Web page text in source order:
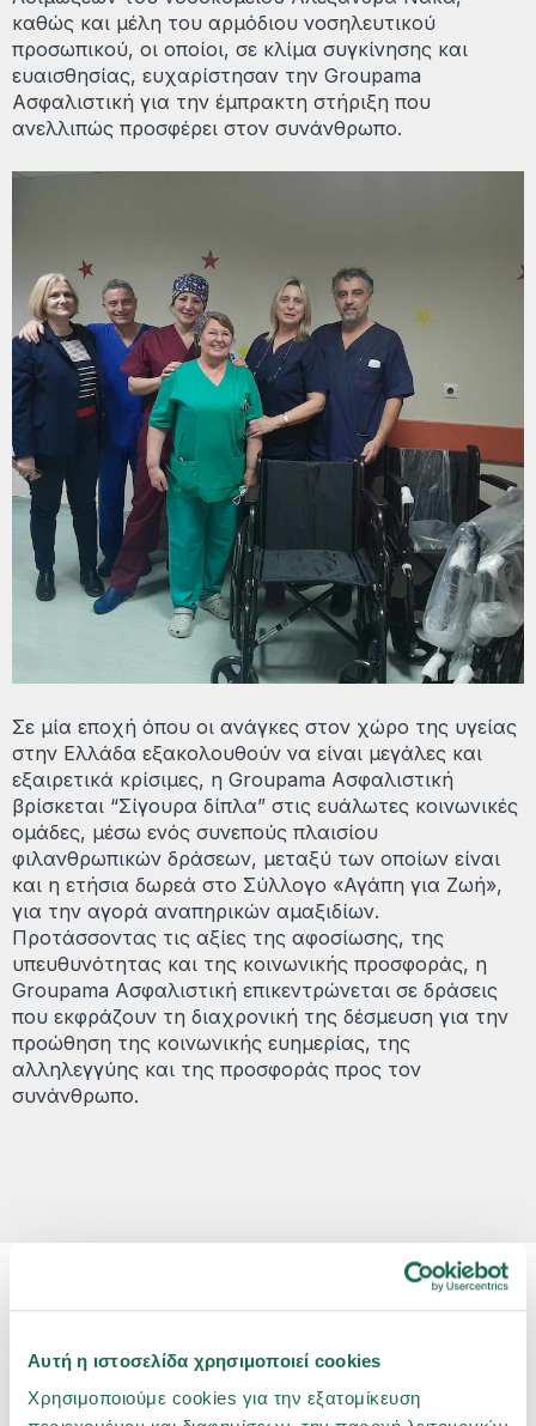
Αυτή η ιστοσελίδα χρησιμοποιεί cookies
Χρησιμοποιούμε cookies για την εξατομίκευση
καθώς και μέλη του αρμόδιου νοσηλευτικού
προσωπικού, οι οποίοι, σε κλίμα συγκίνησης και
ευαισθησίας, ευχαρίστησαν την Groupama
Ασφαλιστική για την έμπρακτη στήριξη που
ανελλιπώς προσφέρει στον συνάνθρωπο.
Σε μία εποχή όπου οι ανάγκες στον χώρο της υγείας
στην Ελλάδα εξακολουθούν να είναι μεγάλες και
εξαιρετικά κρίσιμες, η Groupama Ασφαλιστική
βρίσκεται “Σίγουρα δίπλα” στις ευάλωτες κοινωνικές
ομάδες, μέσω ενός συνεπούς πλαισίου
φιλανθρωπικών δράσεων, μεταξύ των οποίων είναι
και η ετήσια δωρεά στο Σύλλογο «Αγάπη για Ζωή»,
για την αγορά αναπηρικών αμαξιδίων.
Προτάσσοντας τις αξίες της αφοσίωσης, της
υπευθυνότητας και της κοινωνικής προσφοράς, η
Groupama Ασφαλιστική επικεντρώνεται σε δράσεις
που εκφράζουν τη διαχρονική της δέσμευση για την
προώθηση της κοινωνικής ευημερίας, της
αλληλεγγύης και της προσφοράς προς τον
συνάνθρωπο.
Δελτία Τύπου